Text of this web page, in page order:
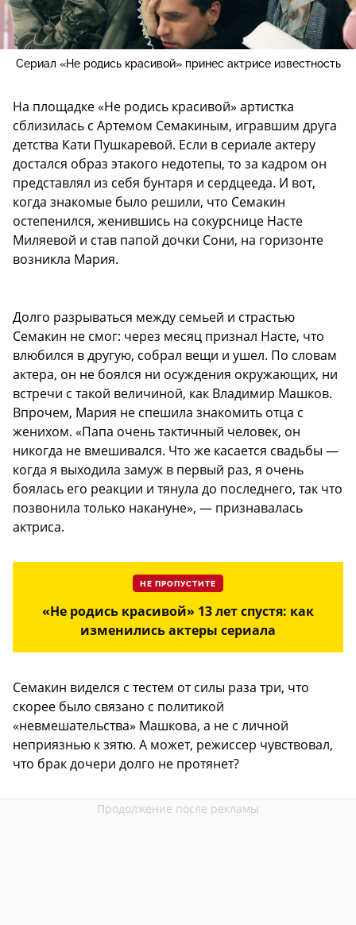
Сериал «Не родись красивой» принес актрисе известность
На площадке «Не родись красивой» артистка
сблизилась с Артемом Семакиным, игравшим друга
детства Кати Пушкаревой. Если в сериале актеру
достался образ этакого недотепы, то за кадром он
представлял из себя бунтаря и сердцееда. И вот,
когда знакомые было решили, что Семакин
остепенился, женившись на сокурснице Насте
Миляевой и став папой дочки Сони, на горизонте
возникла Мария.
Долго разрываться между семьей и страстью
Семакин не смог: через месяц признал Насте, что
влюбился в другую, собрал вещи и ушел. По словам
актера, он не боялся ни осуждения окружающих, ни
встречи с такой величиной, как Владимир Машков.
Впрочем, Мария не спешила знакомить отца с
женихом. «Папа очень тактичный человек, он
никогда не вмешивался. Что же касается свадьбы —
когда я выходила замуж в первый раз, я очень
боялась его реакции и тянула до последнего, так что
позвонила только ­накануне», — признавалась
актриса.
НЕ ПРОПУСТИТЕ
«Не родись красивой» 13 лет спустя: как
изменились актеры сериала
Семакин виделся с тестем от силы раза три, что
скорее было связано с политикой
«невмешательства» Машкова, а не с личной
неприязнью к зятю. А может, режиссер чувствовал,
что брак дочери долго не протянет?